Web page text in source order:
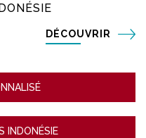
DÉCOUVRIR
INDONÉSIE